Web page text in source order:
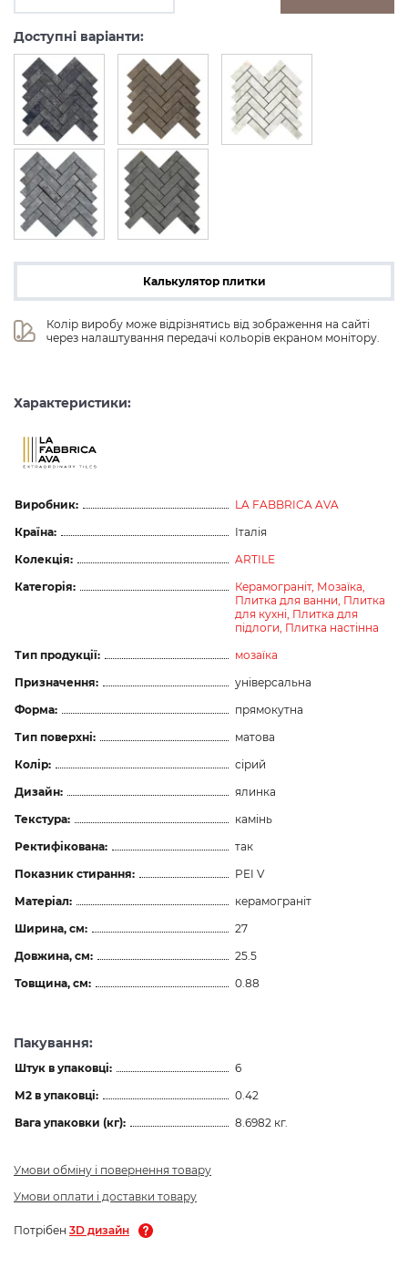
Доступні варіанти:
Калькулятор плитки
Колір виробу може відрізнятись від зображення на сайті
через налаштування передачі кольорів екраном монітору.
Характеристики:
Виробник:
LA FABBRICA AVA
Країна:
Італія
Колекція:
ARTILE
Категорія:
Керамограніт, Мозаїка,
Плитка для ванни, Плитка
для кухні, Плитка для
підлоги, Плитка настінна
Тип продукції:
мозаїка
Призначення:
універсальна
Форма:
прямокутна
Тип поверхні:
матова
Колір:
сірий
Дизайн:
ялинка
Текстура:
камінь
Ректифікована:
так
Показник стирання:
PEI V
Матеріал:
керамограніт
Ширина, см:
27
Довжина, см:
25.5
Товщина, см:
0.88
Пакування:
Штук в упаковці:
6
М2 в упаковці:
0.42
Вага упаковки (кг):
8.6982 кг.
Умови обміну і повернення товару
Умови оплати і доставки товару
Потрібен 3D дизайн